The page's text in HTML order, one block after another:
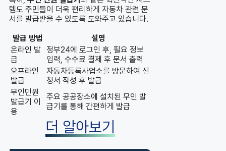
템도 주민들이 더욱 편리하게 자동차 관련 문
서를 발급받을 수 있도록 도와주고 있습니다.
발급 방법
설명
온라인 발
급
정부24에 로그인 후, 필요 정보
입력, 수수료 결제 후 문서 출력
오프라인
발급
자동차등록사업소를 방문하여 신
청서 작성 후 발급
무인민원
발급기 이
용
주요 공공장소에 설치된 무인 발
급기를 통해 간편하게 발급
더 알아보기